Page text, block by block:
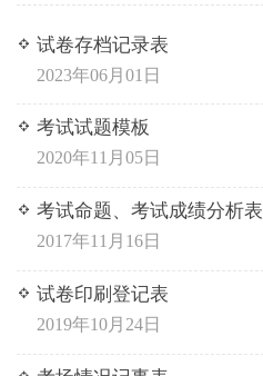
试卷存档记录表
2023年06月01日
考试试题模板
2020年11月05日
考试命题、考试成绩分析表
2017年11月16日
试卷印刷登记表
2019年10月24日